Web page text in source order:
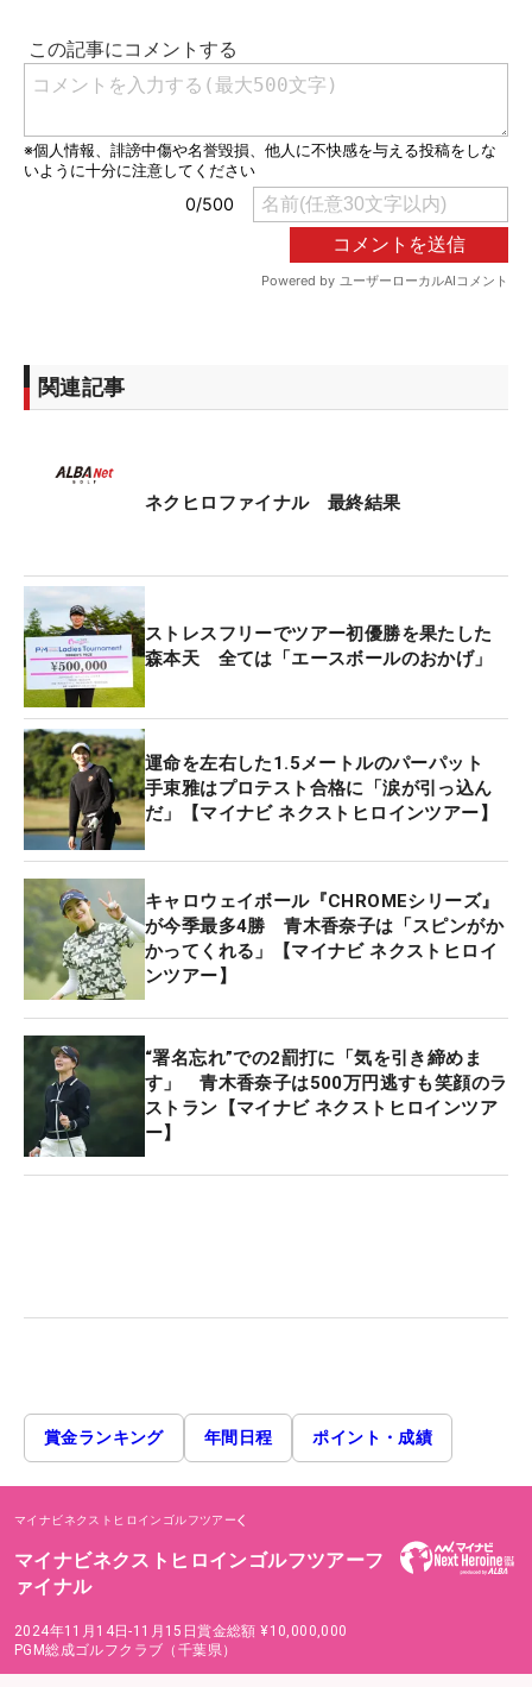
関連記事
ネクヒロファイナル 最終結果
ストレスフリーでツアー初優勝を果たした
森本天 全ては「エースボールのおかげ」
運命を左右した1.5メートルのパーパット
手束雅はプロテスト合格に「涙が引っ込ん
だ」【マイナビ ネクストヒロインツアー】
キャロウェイボール『CHROMEシリーズ』
が今季最多4勝 青木香奈子は「スピンがか
かってくれる」【マイナビ ネクストヒロイ
ンツアー】
“署名忘れ”での2罰打に「気を引き締めま
す」 青木香奈子は500万円逃すも笑顔のラ
ストラン【マイナビ ネクストヒロインツア
ー】
賞金ランキング 年間日程 ポイント・成績
マイナビネクストヒロインゴルフツアー
マイナビネクストヒロインゴルフツアーフ
ァイナル
2024年11月14日-11月15日賞金総額 ¥10,000,000
PGM総成ゴルフクラブ（千葉県）